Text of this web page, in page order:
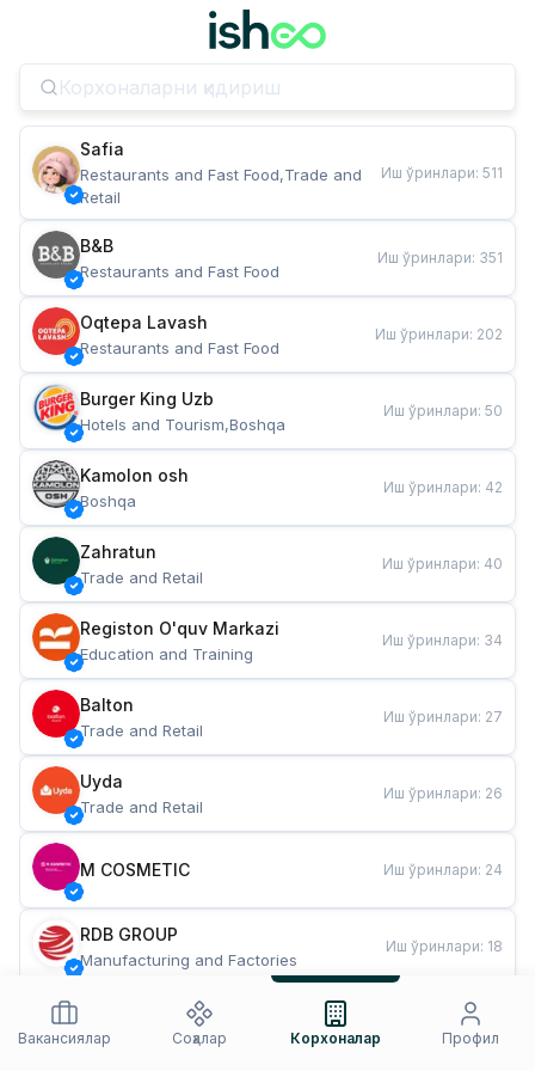
Safia
Restaurants and Fast Food,Trade and
Retail
Иш ўринлари: 511
B&B
Restaurants and Fast Food
Иш ўринлари: 351
Oqtepa Lavash
Restaurants and Fast Food
Иш ўринлари: 202
Burger King Uzb
Hotels and Tourism,Boshqa
Иш ўринлари: 50
Kamolon osh
Boshqa
Иш ўринлари: 42
Zahratun
Trade and Retail
Иш ўринлари: 40
Registon O'quv Markazi
Education and Training
Иш ўринлари: 34
Balton
Trade and Retail
Иш ўринлари: 27
Uyda
Trade and Retail
Иш ўринлари: 26
M COSMETIC Иш ўринлари: 24
RDB GROUP
Manufacturing and Factories
Иш ўринлари: 18
Restaurants and Fast Food
Иш ўринлари
Вакансиялар
Соҳалар Корхоналар Профил